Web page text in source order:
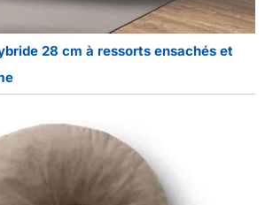
28 cm à ressorts ensachés et